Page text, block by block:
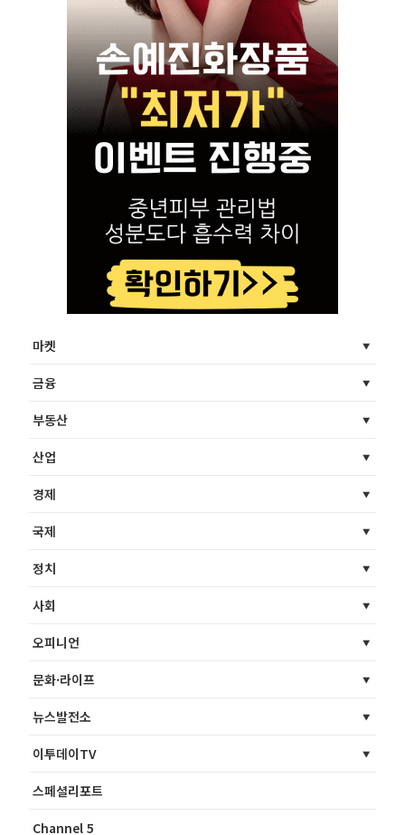
마켓
금융
부동산
산업
경제
국제
정치
사회
오피니언
문화·라이프
뉴스발전소
이투데이TV
스페셜리포트
Channel 5